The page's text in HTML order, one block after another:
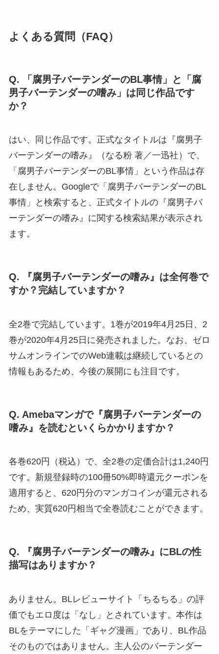
よくある質問（FAQ）
Q. 「腐男子バーテンダーのBL事情」と「腐
男子バーテンダーの嗜み」は同じ作品です
か？
はい、同じ作品です。正式なタイトルは『腐男子
バーテンダーの嗜み』（なる粉 著／一迅社）で、
「腐男子バーテンダーのBL事情」という作品は存
在しません。Googleで「腐男子バーテンダーのBL
事情」と検索すると、正式タイトルの『腐男子バ
ーテンダーの嗜み』に関する検索結果が表示され
ます。
Q. 『腐男子バーテンダーの嗜み』は全何巻で
すか？完結していますか？
全2巻で完結しています。1巻が2019年4月25日、2
巻が2020年4月25日に発売されました。なお、ゼロ
サムオンラインでのWeb連載は継続しているとの
情報もあるため、今後の展開にも注目です。
Q. Amebaマンガで『腐男子バーテンダーの
嗜み』を読むといくらかかりますか？
各巻620円（税込）で、全2巻の定価合計は1,240円
です。新規登録時の100冊50%即時還元クーポンを
適用すると、620円分のマンガコインが還元される
ため、実質620円相当で全巻読むことができます。
Q. 『腐男子バーテンダーの嗜み』にBLの性
描写はありますか？
ありません。BLレビューサイト「ちるちる」の評
価でもエロ度は「なし」とされています。本作は
BLをテーマにした「ギャグ漫画」であり、BL作品
そのものではありません。主人公のバーテンダー